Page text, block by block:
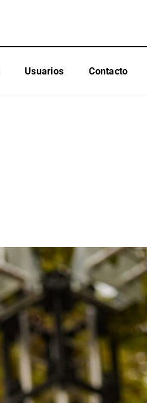
Usuarios Contacto